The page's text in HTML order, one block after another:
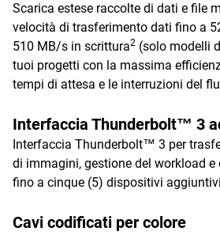
Scarica estese raccolte di dati e file
velocità di trasferimento dati fino a
510 MB/s in scrittura2 (solo modelli
tuoi progetti con la massima
tempi di attesa e le interruzioni del
Interfaccia Thunderbolt™ 3
Interfaccia Thunderbolt™ 3 per
di immagini, gestione del workload e
fino a cinque (5) dispositivi
Cavi codificati per colore